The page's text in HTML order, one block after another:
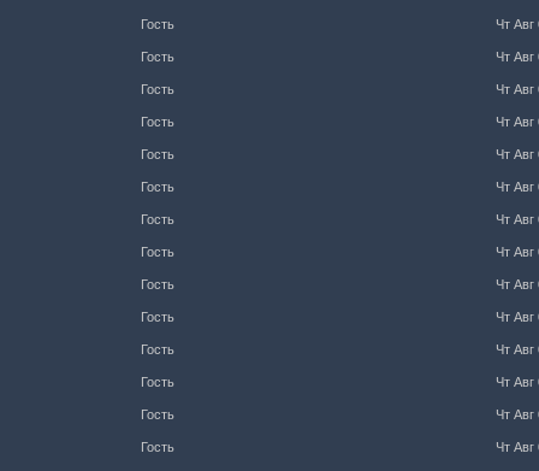
Гость Чт Авг
Гость Чт Авг
Гость Чт Авг
Гость Чт Авг
Гость Чт Авг
Гость Чт Авг
Гость Чт Авг
Гость Чт Авг
Гость Чт Авг
Гость Чт Авг
Гость Чт Авг
Гость Чт Авг
Гость Чт Авг
Гость Чт Авг